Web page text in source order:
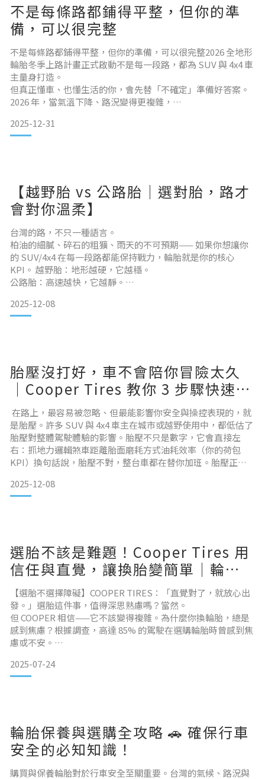
不是每條路都鋪得平整，但你的準
備，可以很完整
不是每條路都鋪得平整，但你的準備，可以很完整2026 全地形
輪胎冬季上路計畫正式啟動不是每一段路，都為 SUV 與 4x4 車
主量身打造。
但真正懂車、也懂生活的你，會先替「不確定」準備好答案。
2026 年，當氣溫下降、路況變得更複雜，
柏油到碎石，信心來自輪胎接觸地面的那一刻清晨低溫、濕滑
柏油、山路碎石、長途高速巡航——
2025-12-31
【越野胎 vs 公路胎｜選對胎，路才
會對你溫柔】
台灣的路，不只一種語言。
柏油的細膩、碎石的粗獷、雨天的不可預期—— 如果你想讓你
的 SUV/4x4 在每一段路都能保持戰力，輪胎就是你的核心
KPI。 越野胎：地形越硬，它越穩。
公路胎：高速越快，它越靜。
把「通勤×越野」混合使用者的需求直接讀懂：耐用的胎壁、
乾淨的操控線、雨天也能安心的排水力，
2025-12-08
胎壓沒打好，車不會陪你冒險太久
｜Cooper Tires 教你 3 步驟快速檢
查胎壓
在路上，最容易被忽略、但最能影響你安全與操控表現的，就
是胎壓。許多 SUV 與 4x4 車主在城市或越野使用中，都低估了
胎壓對整體駕駛體驗的影響。胎壓不只是數字，它會直接左
右：抓地力邏輯煞車距離胎面磨耗方式油耗效率（你的荷包
KPI）換句話說，胎壓不對，整台車都在替你加班。胎壓正確
車輛操控會更穩定、輪胎使用壽命延長，油耗表現更有效率。
對常跑外縣市、露營、山路探險的 4x4 駕駛者，更是基本功。
2025-12-08
選胎不該是難題！Cooper Tires 用
信任與直覺，讓換胎變簡單｜輪胎
選擇教學指南
【選胎不選擇障礙】COOPER TIRES：「直覺對了，就放心出
發。」選胎這件事，值得深思熟慮嗎？當然。
但 COOPER 相信——它不該變得複雜。為什麼你換輪胎，總是
感到焦慮？根據調查，高達 85% 的駕駛在選購輪胎時曾感到焦
慮或不安。
自己需求的胎，讓許多消費者面對「換胎」這件事感到壓力山
大。但你應該要知道：🚗 輪胎不是學問考試，它是一場你可以
2025-07-24
輪胎保養與選購全攻略 🚗 確保行車
安全的必知知識！
購買與保養輪胎對於行車安全至關重要。台灣的氣候、路況與